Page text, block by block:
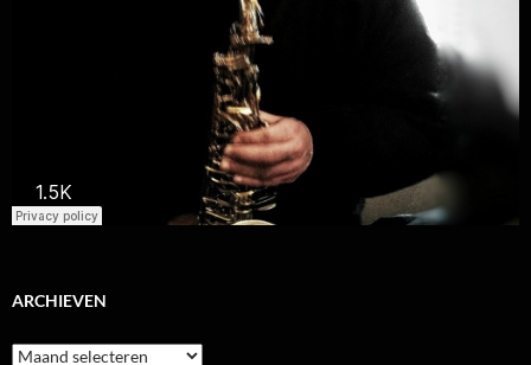
ARCHIEVEN
Archieven